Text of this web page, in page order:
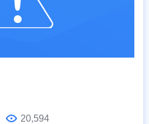
20,594